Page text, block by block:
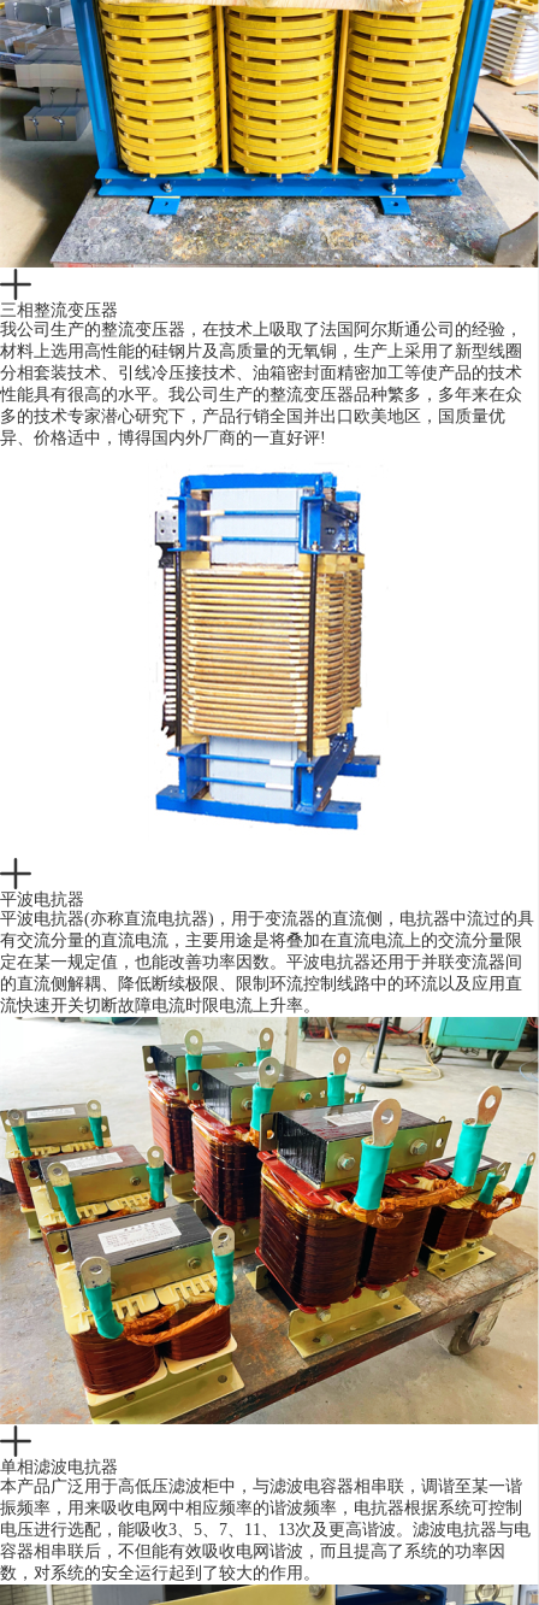
三相整流变压器
我公司生产的整流变压器，在技术上吸取了法国阿尔斯通公司的经验，
材料上选用高性能的硅钢片及高质量的无氧铜，生产上采用了新型线圈
分相套装技术、引线冷压接技术、油箱密封面精密加工等使产品的技术
性能具有很高的水平。我公司生产的整流变压器品种繁多，多年来在众
多的技术专家潜心研究下，产品行销全国并出口欧美地区，国质量优
异、价格适中，博得国内外厂商的一直好评!
平波电抗器
平波电抗器(亦称直流电抗器)，用于变流器的直流侧，电抗器中流过的具
有交流分量的直流电流，主要用途是将叠加在直流电流上的交流分量限
定在某一规定值，也能改善功率因数。平波电抗器还用于并联变流器间
的直流侧解耦、降低断续极限、限制环流控制线路中的环流以及应用直
流快速开关切断故障电流时限电流上升率。
单相滤波电抗器
本产品广泛用于高低压滤波柜中，与滤波电容器相串联，调谐至某一谐
振频率，用来吸收电网中相应频率的谐波频率，电抗器根据系统可控制
电压进行选配，能吸收3、5、7、11、13次及更高谐波。滤波电抗器与电
容器相串联后，不但能有效吸收电网谐波，而且提高了系统的功率因
数，对系统的安全运行起到了较大的作用。